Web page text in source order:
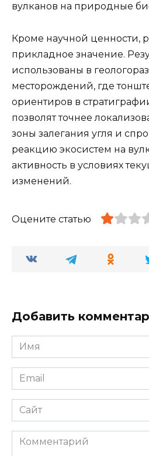
вулканов на природные
Кроме научной ценности,
прикладное значение.
использованы в
месторождений, где
ориентиров в
позволят точнее
зоны залегания угля и
реакцию экосистем на
активность в условиях
изменений.
Оцените статью
Добавить
Имя
*
Email
*
Сайт
Комментарий